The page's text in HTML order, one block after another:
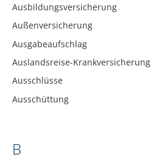
Ausbildungsversicherung
Außenversicherung
Ausgabeaufschlag
Auslandsreise-Krankversicherung
Ausschlüsse
Ausschüttung
B